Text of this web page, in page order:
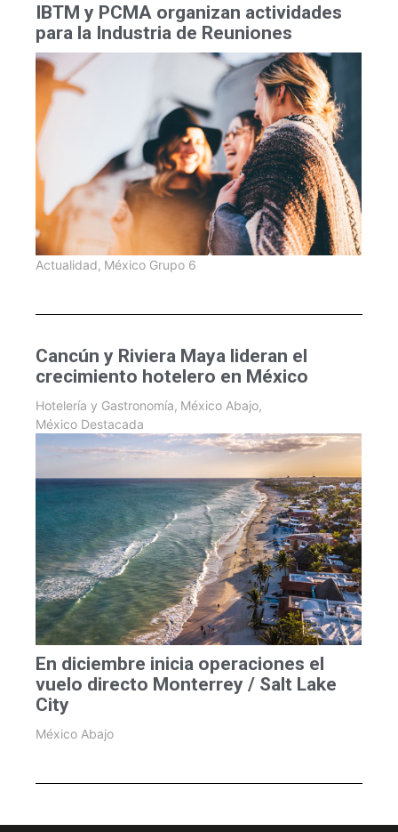
IBTM y PCMA organizan actividades
para la Industria de Reuniones
Actualidad, México Grupo 6
Cancún y Riviera Maya lideran el
crecimiento hotelero en México
Hotelería y Gastronomía, México Abajo,
México Destacada
En diciembre inicia operaciones el
vuelo directo Monterrey / Salt Lake
City
México Abajo